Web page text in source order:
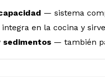
— sistema
en la cocina y
sedimentos — también